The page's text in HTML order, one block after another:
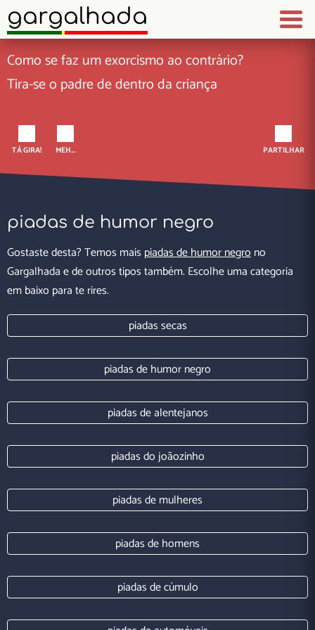
gargalhada
Como se faz um exorcismo ao contrário?
Tira-se o padre de dentro da criança
TÁ GIRA! MEH... PARTILHAR
piadas de humor negro
Gostaste desta? Temos mais piadas de humor negrono
Gargalhada e de outros tipos também. Escolhe uma categoria
em baixo para te rires.
piadas secas
piadas de humor negro
piadas de alentejanos
piadas do joãozinho
piadas de mulheres
piadas de homens
piadas de cúmulo